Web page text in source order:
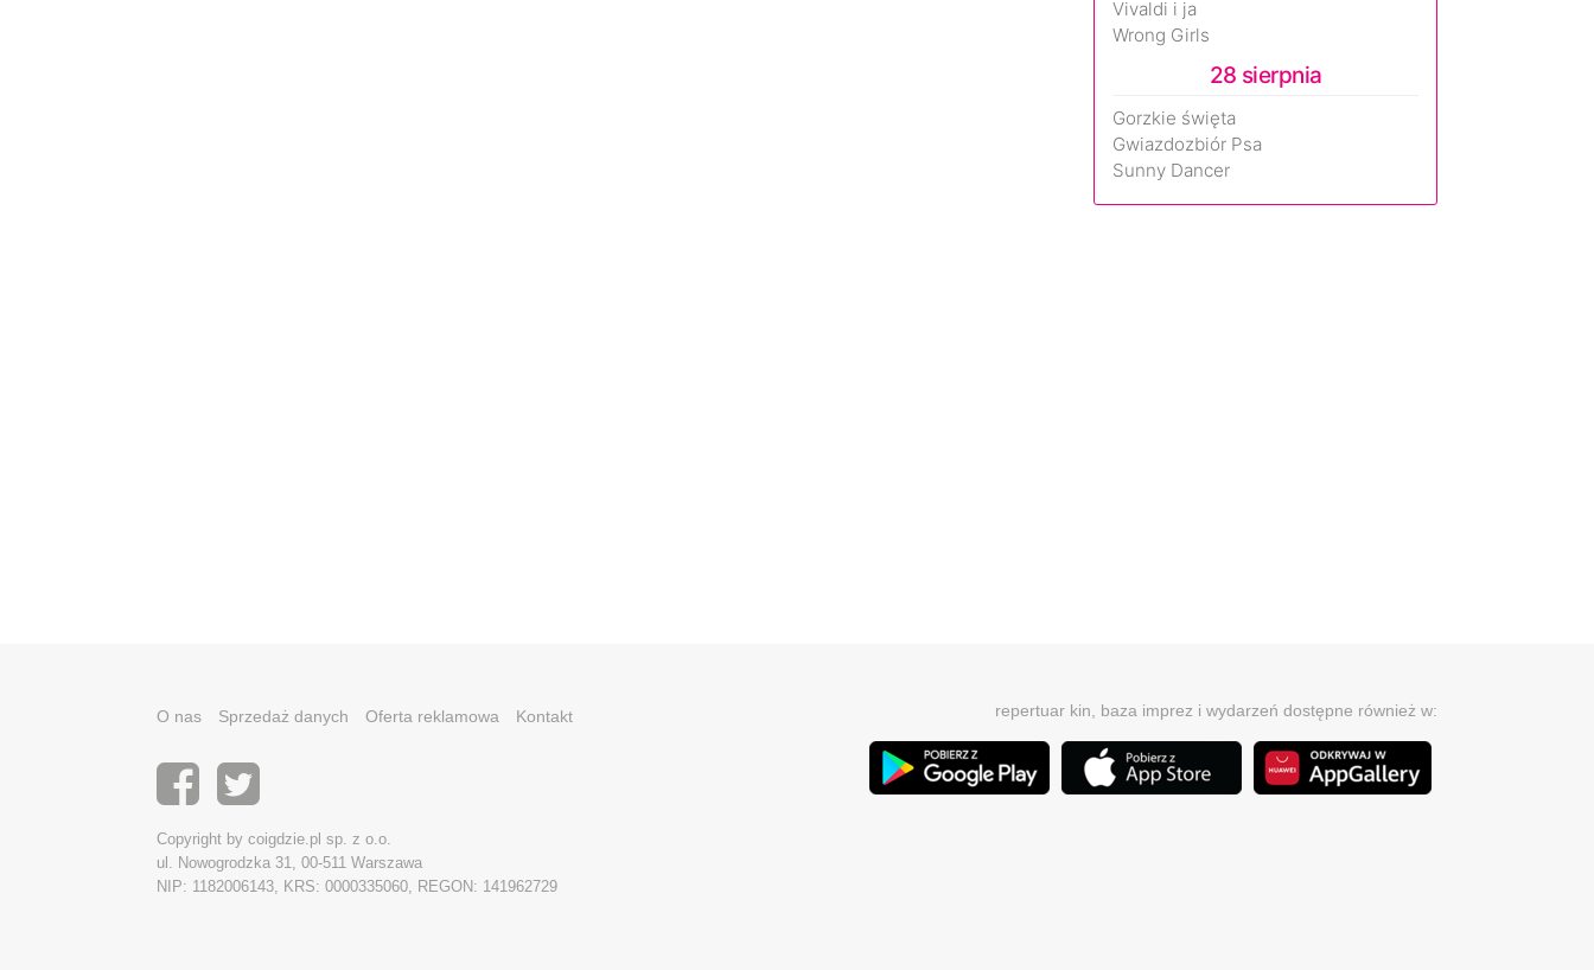
Vivaldi i ja
Wrong Girls
28 sierpnia
Gorzkie święta
Gwiazdozbiór Psa
Sunny Dancer
O nas Sprzedaż danych Oferta reklamowa Kontakt
Copyright by coigdzie.pl sp. z o.o.
ul. Nowogrodzka 31, 00-511 Warszawa
NIP: 1182006143, KRS: 0000335060, REGON: 141962729
repertuar kin, baza imprez i wydarzeń dostępne również w: